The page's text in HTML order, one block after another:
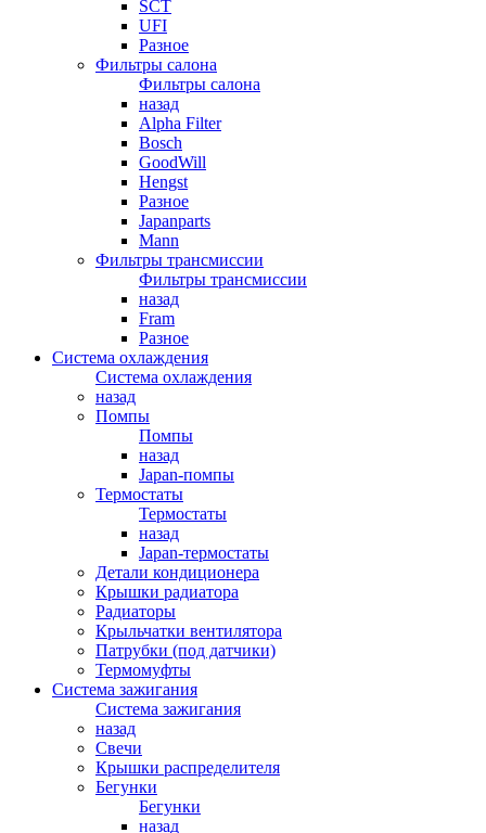
SCT
UFI
Разное
Фильтры салона
Фильтры салона
назад
Alpha Filter
Bosch
GoodWill
Hengst
Разное
Japanparts
Mann
Фильтры трансмиссии
Фильтры трансмиссии
назад
Fram
Разное
Система охлаждения
Система охлаждения
назад
Помпы
Помпы
назад
Japan-помпы
Термостаты
Термостаты
назад
Japan-термостаты
Детали кондиционера
Крышки радиатора
Радиаторы
Крыльчатки вентилятора
Патрубки (под датчики)
Термомуфты
Система зажигания
Система зажигания
назад
Свечи
Крышки распределителя
Бегунки
Бегунки
назад